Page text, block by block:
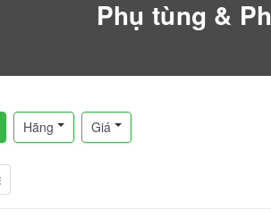
Phụ tùng &
Hãng Giá